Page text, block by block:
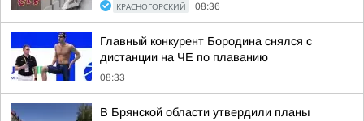
КРАСНОГОРСКИЙ 08:36
Главный конкурент Бородина снялся с
дистанции на ЧЕ по плаванию
08:33
В Брянской области утвердили планы